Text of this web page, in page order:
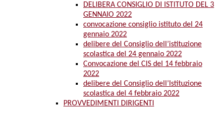
DELIBERA CONSIGLIO DI ISTITUTO DEL 3
GENNAIO 2022
convocazione consiglio istituto del 24
gennaio 2022
delibere del Consiglio dell’istituzione
scolastica del 24 gennaio 2022
Convocazione del CIS del 14 febbraio
2022
delibere del Consiglio dell’Istituzione
scolastica del 4 febbraio 2022
PROVVEDIMENTI DIRIGENTI